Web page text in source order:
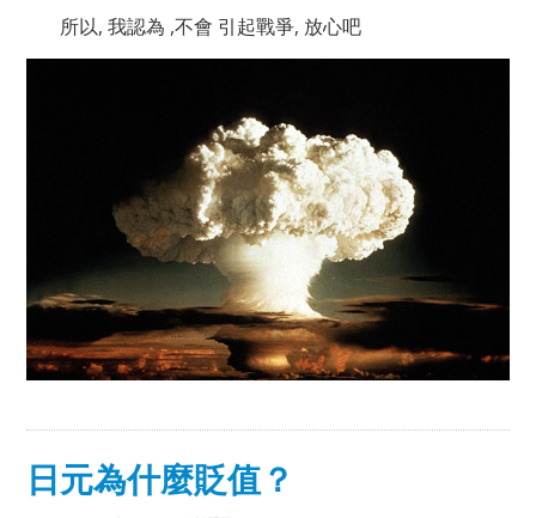
所以, 我認為 ,不會 引起戰爭, 放心吧
日元為什麼貶值？